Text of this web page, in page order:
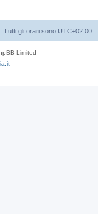
Tutti gli orari sono UTC+02:00
Limited